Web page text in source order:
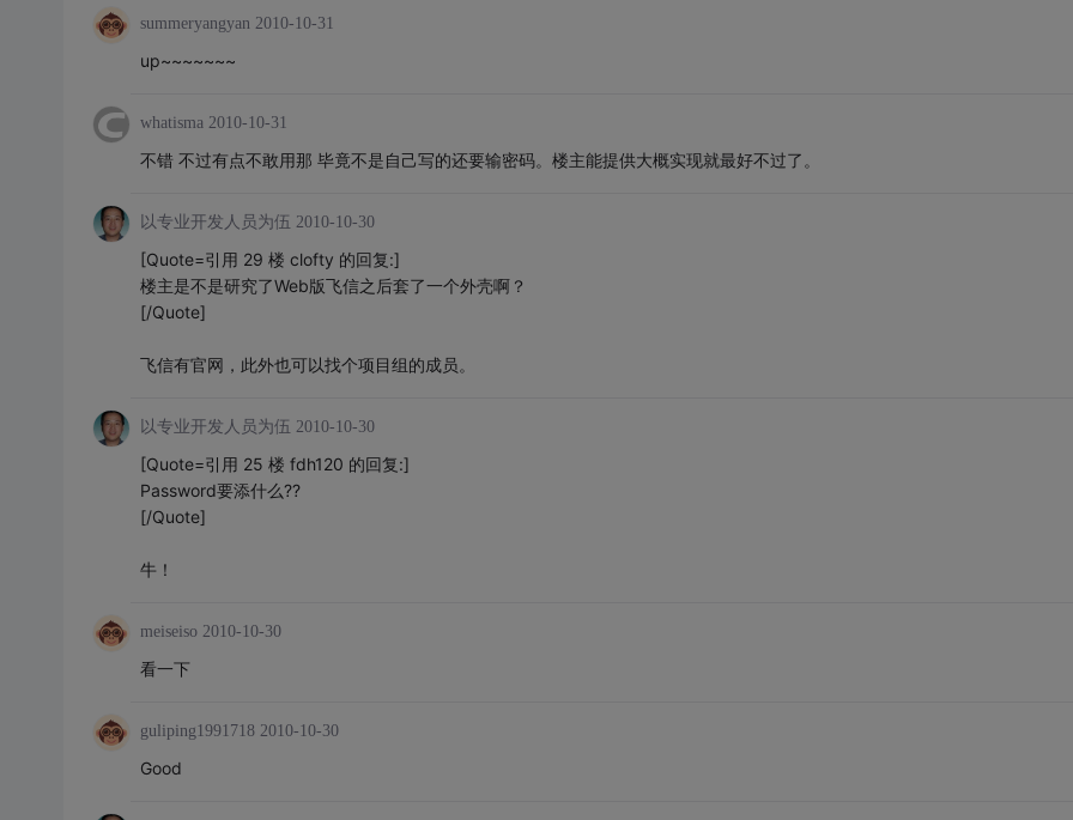
summeryangyan 2010-10-31
up~~~~~~~
whatisma 2010-10-31
不错 不过有点不敢用那 毕竟不是自己写的还要输密码。楼主能提供大概实现就最好不过了。
以专业开发人员为伍 2010-10-30
[Quote=引用 29 楼 clofty 的回复:]
楼主是不是研究了Web版飞信之后套了一个外壳啊？
[/Quote]
飞信有官网，此外也可以找个项目组的成员。
以专业开发人员为伍 2010-10-30
[Quote=引用 25 楼 fdh120 的回复:]
Password要添什么??
[/Quote]
牛！
meiseiso 2010-10-30
看一下
guliping1991718 2010-10-30
Good